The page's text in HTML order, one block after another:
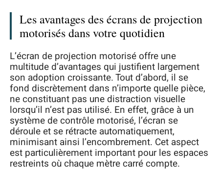
Les avantages des écrans de projection
motorisés dans votre quotidien
L’écran de projection motorisé offre une
multitude d’avantages qui justifient largement
son adoption croissante. Tout d’abord, il se
fond discrètement dans n’importe quelle pièce,
ne constituant pas une distraction visuelle
lorsqu’il n’est pas utilisé. En effet, grâce à un
système de contrôle motorisé, l’écran se
déroule et se rétracte automatiquement,
minimisant ainsi l’encombrement. Cet aspect
est particulièrement important pour les espaces
restreints où chaque mètre carré compte.